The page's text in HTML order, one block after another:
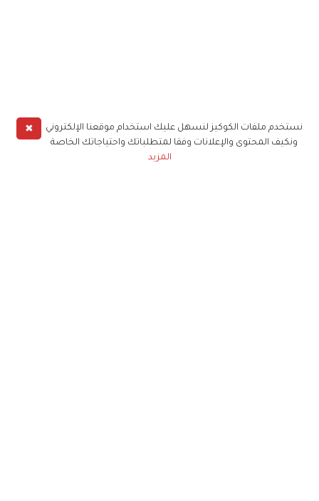
✖
نستخدم ملفات الكوكيز لنسهل عليك استخدام موقعنا الإلكتروني
ونكيف المحتوى والإعلانات وفقا لمتطلباتك واحتياجاتك الخاصة
المزيد